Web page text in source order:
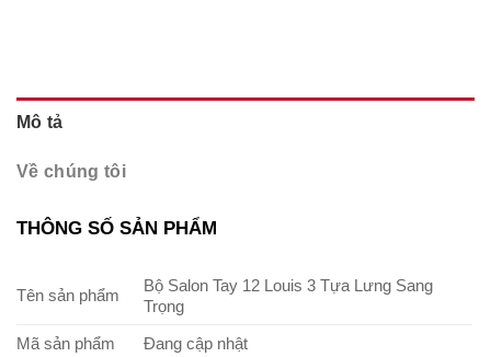
Mô tả
Về chúng tôi
THÔNG SỐ SẢN PHẨM
Tên sản phẩm
Bộ Salon Tay 12 Louis 3 Tựa Lưng Sang
Trọng
Mã sản phẩm
Đang cập nhật